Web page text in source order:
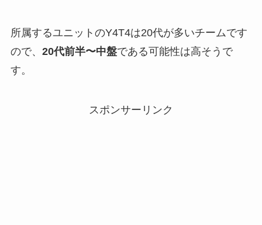
所属するユニットのY4T4は20代が多いチームです
ので、 20代前半〜中盤である可能性は高そうで
す。
スポンサーリンク